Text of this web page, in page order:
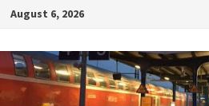
Zum
springen
August 6, 2026